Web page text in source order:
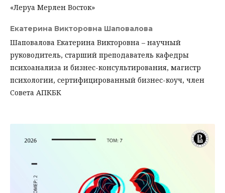
«Леруа Мерлен Восток»
Екатерина Викторовна Шаповалова
Шаповалова Екатерина Викторовна – научный
руководитель, старший преподаватель кафедры
психоанализа и бизнес-консультирования, магистр
психологии, сертифицированный бизнес-коуч, член
Совета АПКБК